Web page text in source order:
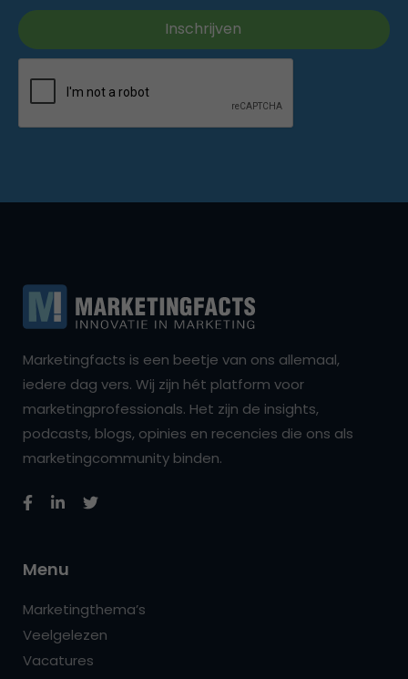
Marketingfacts is een beetje van ons allemaal,
iedere dag vers. Wij zijn hét platform voor
marketingprofessionals. Het zijn de insights,
podcasts, blogs, opinies en recencies die ons als
marketingcommunity binden.
Menu
Marketingthema’s
Veelgelezen
Vacatures